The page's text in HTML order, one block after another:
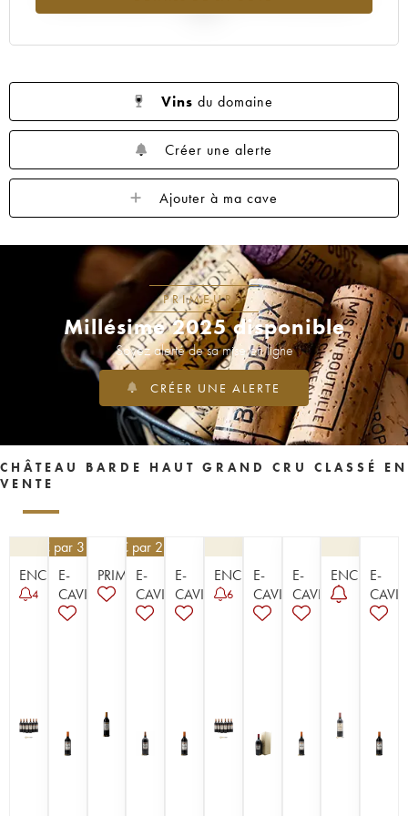
Vins du domaine
Créer une alerte
Ajouter à ma cave
PRIMEURS
Millésime 2025 disponible
Soyez alerté de sa mise en ligne
CRÉER UNE ALERTE
CHÂTEAU BARDE HAUT GRAND CRU CLASSÉ EN
VENTE
ENCHÈRE
4
€ par 3 | -10%
E-
CAVISTE
PRIMEUR
58,50 € par 2 | -10%
E-
CAVISTE
E-
CAVISTE
ENCHÈRE
6
E-
CAVISTE
E-
CAVISTE
ENCHÈRE
E-